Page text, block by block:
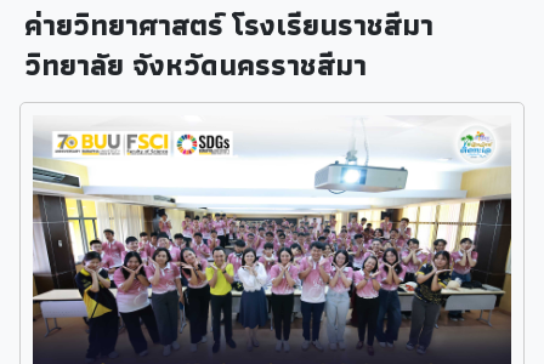
ค่ายวิทยาศาสตร์ โรงเรียนราชสีมา
วิทยาลัย จังหวัดนครราชสีมา